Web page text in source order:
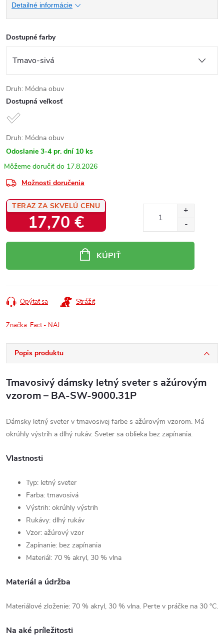
Detailné informácie
Dostupné farby
Druh: Módna obuv
Dostupná veľkosť
Druh: Módna obuv
Odoslanie 3-4 pr. dní 10 ks
17.8.2026
Možnosti doručenia
TERAZ ZA SKVELÚ CENU
17,70 €
KÚPIŤ
Opýtať sa Strážiť
Značka: Fact - NAJ
Popis produktu
Tmavosivý dámsky letný sveter s ažúrovým
vzorom – BA-SW-9000.31P
Dámsky letný sveter v tmavosivej farbe s ažúrovým vzorom. Má
okrúhly výstrih a dlhý rukáv. Sveter sa oblieka bez zapínania.
Vlastnosti
Typ: letný sveter
Farba: tmavosivá
Výstrih: okrúhly výstrih
Rukávy: dlhý rukáv
Vzor: ažúrový vzor
Zapínanie: bez zapínania
Materiál: 70 % akryl, 30 % vlna
Materiál a údržba
Materiálové zloženie: 70 % akryl, 30 % vlna. Perte v práčke na 30 °C.
Na aké príležitosti